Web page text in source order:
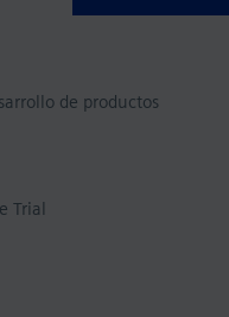
de productos
Trial